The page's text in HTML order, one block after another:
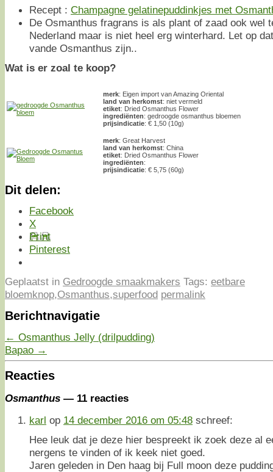
Recept : Champagne gelatinepuddinkjes met
De Osmanthus fragrans is als plant of zaad ook wel
Nederland maar is niet heel erg winterhard. Let op
vande Osmanthus zijn..
Wat is er zoal te koop?
merk: Eigen import van Amazing Oriental
land van herkomst: niet vermeld
etiket: Dried Osmanthus Flower
ingrediënten: gedroogde osmanthus bloemen
prijsindicatie: € 1,50 (10g)
merk: Great Harvest
land van herkomst: China
etiket: Dried Osmanthus Flower
ingrediënten:
prijsindicatie: € 5,75 (60g)
Dit delen:
Facebook
X
Print
Pinterest
Geplaatst in Gedroogde smaakmakers Tags: eetbare
bloemknop,Osmanthus,superfood permalink
Berichtnavigatie
← Osmanthus Jelly (drilpudding)
Bapao →
Reacties
Osmanthus — 11 reacties
karl op 14 december 2016 om 05:48 schreef:
Hee leuk dat je deze hier bespreekt ik zoek deze al
nergens te vinden of ik keek niet goed.
Jaren geleden in Den haag bij Full moon deze